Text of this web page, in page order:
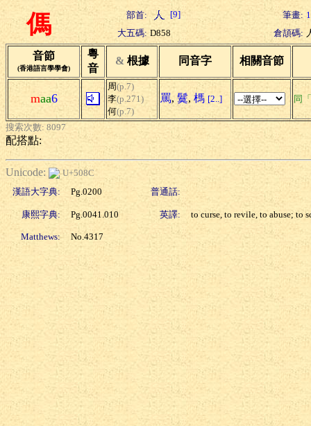
傌 部首: [9] 筆畫:
大五碼: D858 倉頡碼:
音節
(香港語言學學會)
粵
音
& 根據 同音字 相關音節
maa6
周(p.7)
李(p.271)
何(p.7)
罵, 鬕, 榪 [2..] 同
搜索次數: 8097
配搭點:
Unicode:
U+508C
漢語大字典:
Pg.0200 普通話:
康熙字典: Pg.0041.010 英譯: to curse, to revile, to abuse; to
Matthews: No.4317